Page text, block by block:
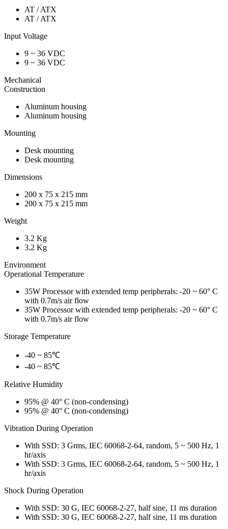
AT / ATX
AT / ATX
Input Voltage
9 ~ 36 VDC
9 ~ 36 VDC
Mechanical
Construction
Aluminum housing
Aluminum housing
Mounting
Desk mounting
Desk mounting
Dimensions
200 x 75 x 215 mm
200 x 75 x 215 mm
Weight
3.2 Kg
3.2 Kg
Environment
Operational Temperature
35W Processor with extended temp peripherals: -20 ~ 60° C
with 0.7m/s air flow
35W Processor with extended temp peripherals: -20 ~ 60° C
with 0.7m/s air flow
Storage Temperature
-40 ~ 85℃
-40 ~ 85℃
Relative Humidity
95% @ 40° C (non-condensing)
95% @ 40° C (non-condensing)
Vibration During Operation
With SSD: 3 Grms, IEC 60068-2-64, random, 5 ~ 500 Hz, 1
hr/axis
With SSD: 3 Grms, IEC 60068-2-64, random, 5 ~ 500 Hz, 1
hr/axis
Shock During Operation
With SSD: 30 G, IEC 60068-2-27, half sine, 11 ms duration
With SSD: 30 G, IEC 60068-2-27, half sine, 11 ms duration